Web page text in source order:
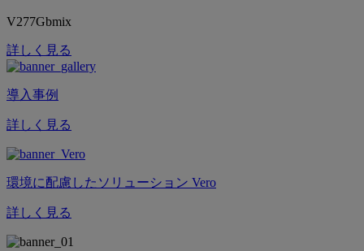
V277Gbmix
詳しく見る
導入事例
詳しく見る
環境に配慮したソリューション Vero
詳しく見る